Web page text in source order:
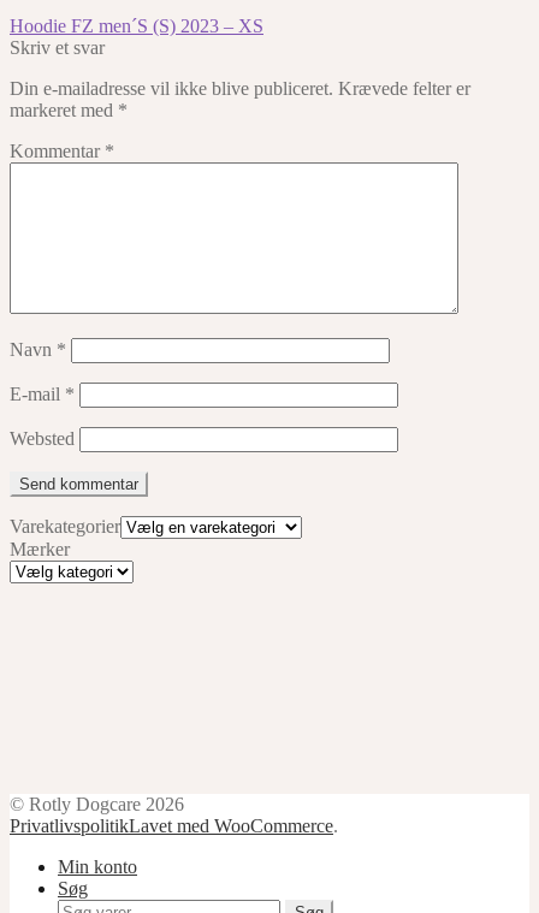
Indlægsnavigation
Forrige
indlæg:
Hoodie FZ men´S (S) 2023 – XS
Skriv et svar
Din e-mailadresse vil ikke blive publiceret. Krævede felter er
markeret med *
Kommentar *
Navn *
E-mail *
Websted
Varekategorier
Mærker
Mærker
© Rotly Dogcare 2026
PrivatlivspolitikLavet med WooCommerce.
Min konto
Søg
Søg